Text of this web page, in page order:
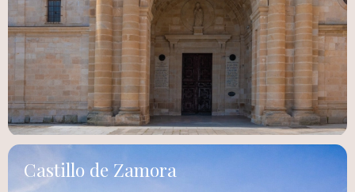
Castillo de Zamora